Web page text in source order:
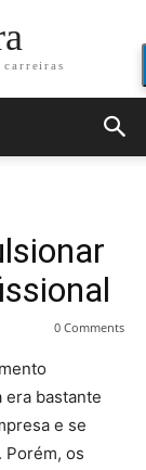
carreiras
0 Comments
bastante
e se
Porém, os